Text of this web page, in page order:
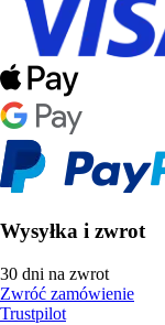
Wysyłka i zwrot
30 dni na zwrot
Zwróć zamówienie
Trustpilot